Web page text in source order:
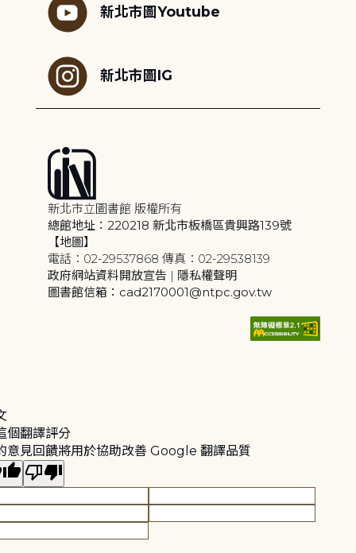
新北市圖Youtube
新北市圖IG
新北市立圖書館 版權所有
總館地址：220218 新北市板橋區貴興路139號
【地圖】
電話：02-29537868 傳真：02-29538139
政府網站資料開放宣告 | 隱私權聲明
圖書館信箱：cad2170001@ntpc.gov.tw
個翻譯評分
意見回饋將用於協助改善 Google 翻譯品質